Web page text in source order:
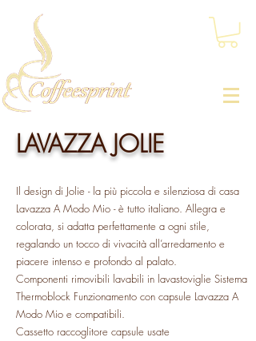
LAVAZZA JOLIE
Il design di Jolie - la più piccola e silenziosa di casa
Lavazza A Modo Mio - è tutto italiano. Allegra e
colorata, si adatta perfettamente a ogni stile,
regalando un tocco di vivacità all’arredamento e
piacere intenso e profondo al palato.
Componenti rimovibili lavabili in lavastoviglie Sistema
Thermoblock Funzionamento con capsule Lavazza A
Modo Mio e compatibili.
Cassetto raccoglitore capsule usate